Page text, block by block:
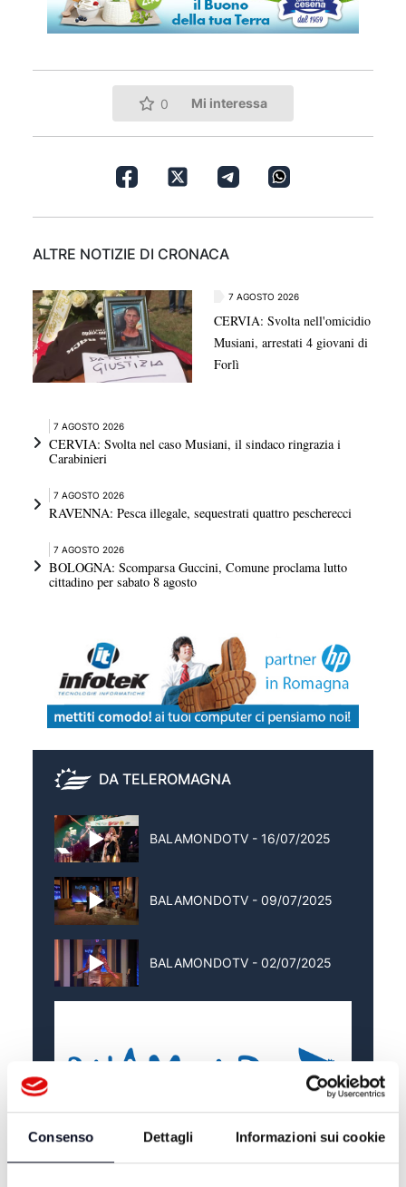
Consenso Dettagli Informazioni sui cookie
0 Mi interessa
ALTRE NOTIZIE DI CRONACA
7 AGOSTO 2026
CERVIA: Svolta nell'omicidio
Musiani, arrestati 4 giovani di
Forlì
7 AGOSTO 2026
CERVIA: Svolta nel caso Musiani, il sindaco ringrazia i
Carabinieri
7 AGOSTO 2026
RAVENNA: Pesca illegale, sequestrati quattro pescherecci
7 AGOSTO 2026
BOLOGNA: Scomparsa Guccini, Comune proclama lutto
cittadino per sabato 8 agosto
DA TELEROMAGNA
BALAMONDOTV - 16/07/2025
BALAMONDOTV - 09/07/2025
BALAMONDOTV - 02/07/2025